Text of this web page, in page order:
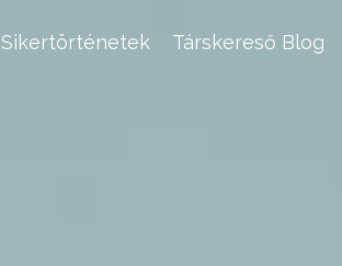
Sikertörténetek Társkereső Blog